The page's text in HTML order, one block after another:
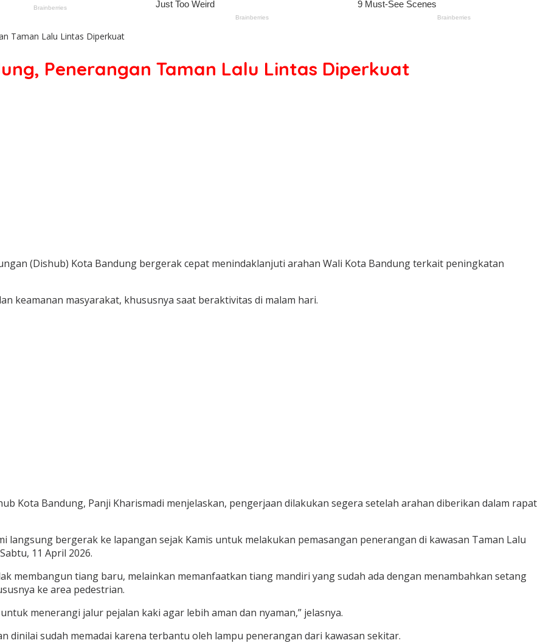
Taman Lalu Lintas Diperkuat
Penerangan Taman Lalu Lintas Diperkuat
(Dishub) Kota Bandung bergerak cepat menindaklanjuti arahan Wali Kota Bandung terkait peningkatan
keamanan masyarakat, khususnya saat beraktivitas di malam hari.
Kota Bandung, Panji Kharismadi menjelaskan, pengerjaan dilakukan segera setelah arahan diberikan dalam rapat
langsung bergerak ke lapangan sejak Kamis untuk melakukan pemasangan penerangan di kawasan Taman Lalu
11 April 2026.
membangun tiang baru, melainkan memanfaatkan tiang mandiri yang sudah ada dengan menambahkan setang
ke area pedestrian.
menerangi jalur pejalan kaki agar lebih aman dan nyaman,” jelasnya.
dinilai sudah memadai karena terbantu oleh lampu penerangan dari kawasan sekitar.